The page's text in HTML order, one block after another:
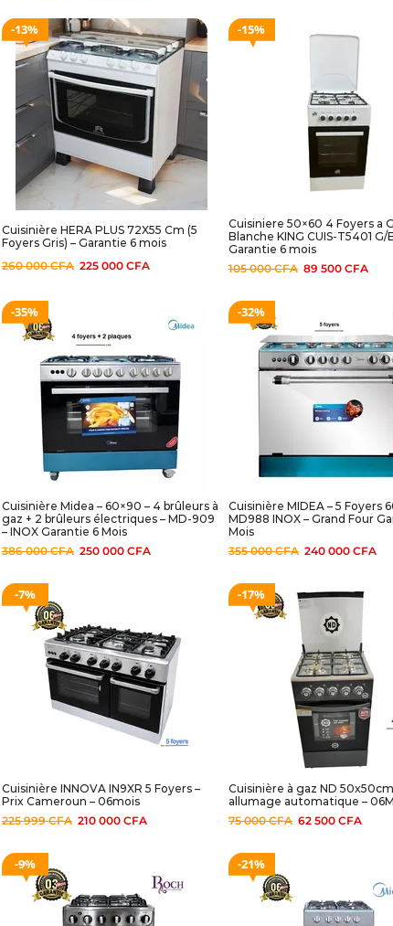
13%
Cuisinière HERA PLUS 72X55 Cm (5
Foyers Gris) – Garantie 6 mois
260 000CFA 225 000 CFA
15%
Cuisiniere 50×60 4 Foyers a
Blanche KING CUIS-T5401 G/
Garantie 6 mois
105 000CFA 89 500 CFA
35%
Cuisinière Midea – 60×90 – 4 brûleurs à
gaz + 2 brûleurs électriques – MD-909
– INOX Garantie 6 Mois
386 000CFA 250 000 CFA
32%
Cuisinière MIDEA – 5 Foyers
MD988 INOX – Grand Four
Mois
355 000CFA 240 000 CFA
7%
Cuisinière INNOVA IN9XR 5 Foyers –
Prix Cameroun – 06mois
225 999CFA 210 000 CFA
17%
Cuisinière à gaz ND
allumage automatique –
75 000CFA 62 500 CFA
9% 21%